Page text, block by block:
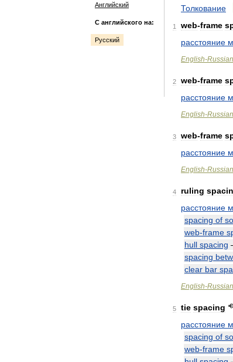
Английский
С английского на:
Русский
Толкование
1 web-frame
расстояние
English-Russian
2 web-frame
расстояние
English-Russian
3 web-frame
расстояние
English-Russian
4 ruling
расстояние
spacing of
web-frame
hull spacing
spacing
clear bar
English-Russian
5 tie spacing
расстояние
spacing of
web-frame